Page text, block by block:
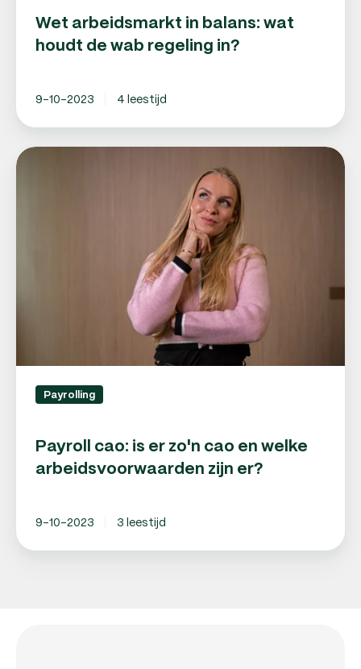
Wet arbeidsmarkt in balans: wat
houdt de wab regeling in?
9-10-2023 4 leestijd
Payroll
arbeidsvoorwaarden
Payrolling
Payroll cao: is er zo'n cao en welke
arbeidsvoorwaarden zijn er?
9-10-2023 3 leestijd